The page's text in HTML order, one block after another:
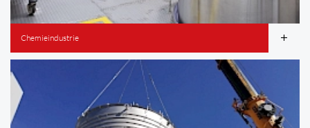
Chemieindustrie